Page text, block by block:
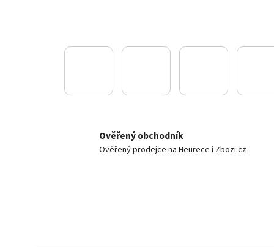
Ověřený obchodník
Ověřený prodejce na Heurece i Zbozi.cz